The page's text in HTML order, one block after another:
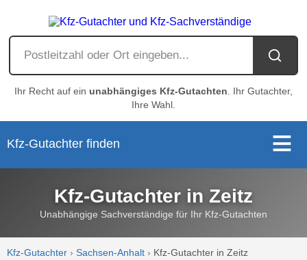
Ihr Recht auf ein unabhängiges Kfz-Gutachten . Ihr Gutachter,
Ihre Wahl.
Kfz-Gutachter finden
Kfz-Gutachter in Zeitz
Unabhängige Sachverständige für Ihr Kfz-Gutachten
Kfz-Gutachter ›Sachsen-Anhalt › Kfz-Gutachter in Zeitz